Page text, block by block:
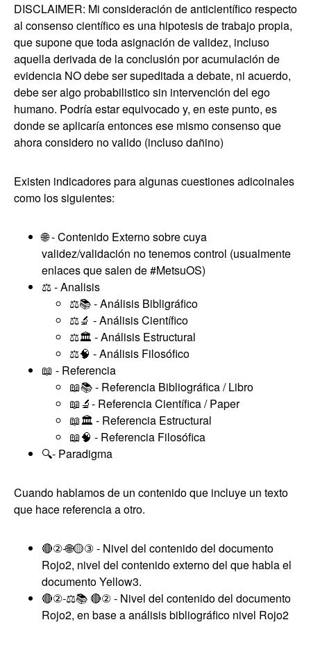
DISCLAIMER: Mi consideración de anticientífico respecto
al consenso científico es una hipotesis de trabajo propia,
que supone que toda asignación de validez, incluso
aquella derivada de la conclusión por acumulación de
evidencia NO debe ser supeditada a debate, ni acuerdo,
debe ser algo probabilistico sin intervención del ego
humano. Podría estar equivocado y, en este punto, es
donde se aplicaría entonces ese mismo consenso que
ahora considero no valido (incluso dañino)
Existen indicadores para algunas cuestiones adicoinales
como los siguientes:
🌐 - Contenido Externo sobre cuya
validez/validación no tenemos control (usualmente
enlaces que salen de #MetsuOS)
⚖️ - Analisis
⚖️📚 - Análisis Bibligráfico
⚖️🔬 - Análisis Científico
⚖️🏛️ - Análisis Estructural
⚖️🧠 - Análisis Filosófico
📖 - Referencia
📖📚 - Referencia Bibliográfica / Libro
📖🔬- Referencia Científica / Paper
📖🏛️ - Referencia Estructural
📖🧠 - Referencia Filosófica
🔍️- Paradigma
Cuando hablamos de un contenido que incluye un texto
que hace referencia a otro.
🔴②-🌐🟡③ - Nivel del contenido del documento
Rojo2, nivel del contenido externo del que habla el
documento Yellow3.
🔴②-⚖️📚 🔴② - Nivel del contenido del documento
Rojo2, en base a análisis bibliográfico nivel Rojo2